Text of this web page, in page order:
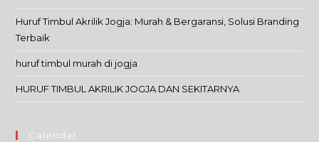
Huruf Timbul Akrilik Jogja: Murah & Bergaransi, Solusi Branding
Terbaik
huruf timbul murah di jogja
HURUF TIMBUL AKRILIK JOGJA DAN SEKITARNYA
Calendar